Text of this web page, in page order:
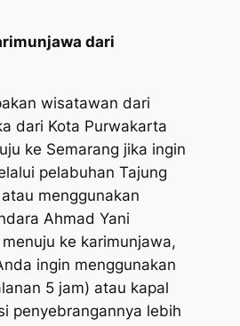
dari
wisatawan dari
dari Kota Purwakarta
ke Semarang jika ingin
pelabuhan Tajung
menggunakan
Ahmad Yani
ke karimunjawa,
ingin menggunakan
5 jam) atau kapal
penyebrangannya lebih